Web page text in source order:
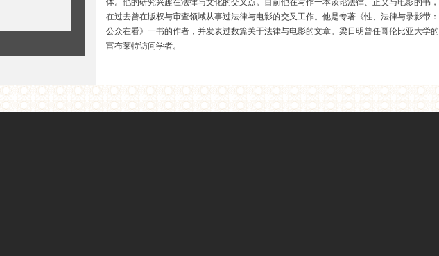
体。他的研究兴趣在法律与文化的交叉点。目前他在写作一本谈论法律、正义与电影的书，
在过去曾在版权与审查领域从事过法律与电影的交叉工作。他是专著《性、法律与录影带：
公众在看》一书的作者，并发表过数篇关于法律与电影的文章。梁日明曾任哥伦比亚大学的
富布莱特访问学者。
希什